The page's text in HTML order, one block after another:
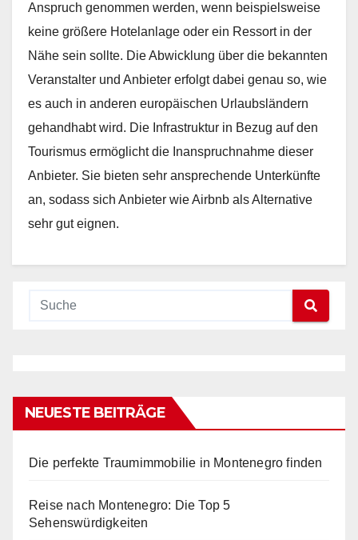
Anspruch genommen werden, wenn beispielsweise
keine größere Hotelanlage oder ein Ressort in der
Nähe sein sollte. Die Abwicklung über die bekannten
Veranstalter und Anbieter erfolgt dabei genau so, wie
es auch in anderen europäischen Urlaubsländern
gehandhabt wird. Die Infrastruktur in Bezug auf den
Tourismus ermöglicht die Inanspruchnahme dieser
Anbieter. Sie bieten sehr ansprechende Unterkünfte
an, sodass sich Anbieter wie Airbnb als Alternative
sehr gut eignen.
NEUESTE BEITRÄGE
Die perfekte Traumimmobilie in Montenegro finden
Reise nach Montenegro: Die Top 5
Sehenswürdigkeiten